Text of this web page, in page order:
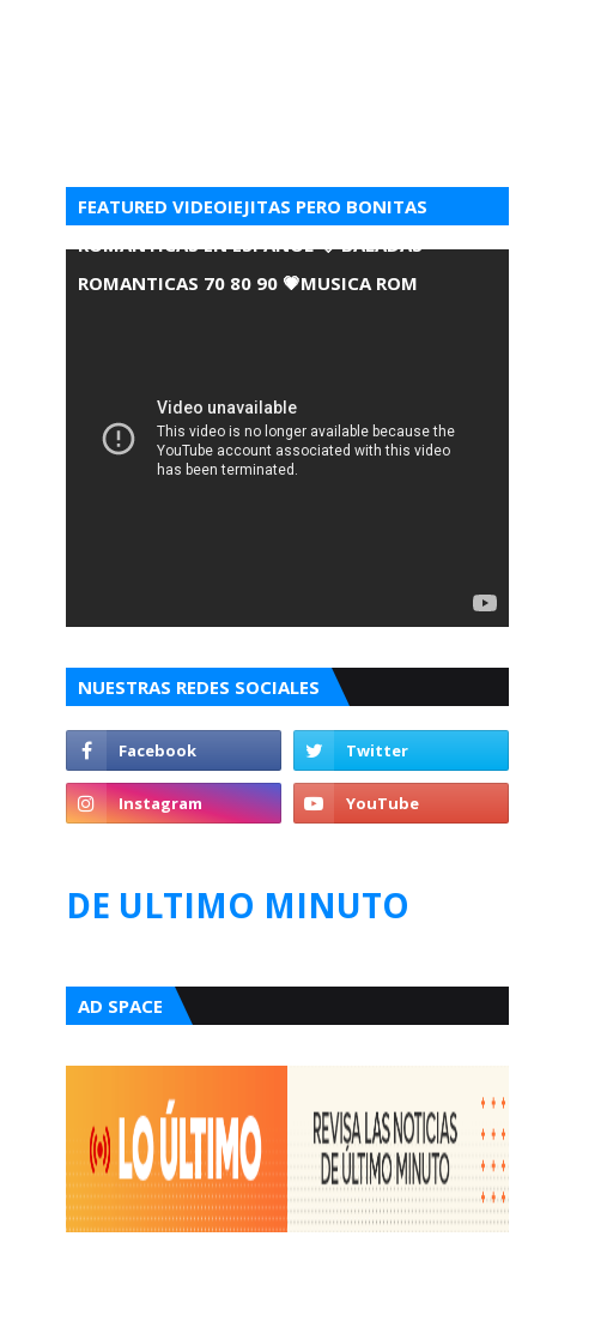
FEATURED VIDEOIEJITAS PERO BONITAS
ROMANTICAS EN ESPANOL 💘 BALADAS
ROMANTICAS 70 80 90 💗MUSICA ROM
NUESTRAS REDES SOCIALES
DE ULTIMO MINUTO
AD SPACE